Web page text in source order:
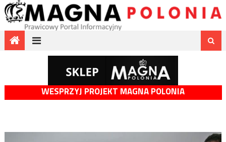
WESPRZYJ PROJEKT MAGNA POLONIA